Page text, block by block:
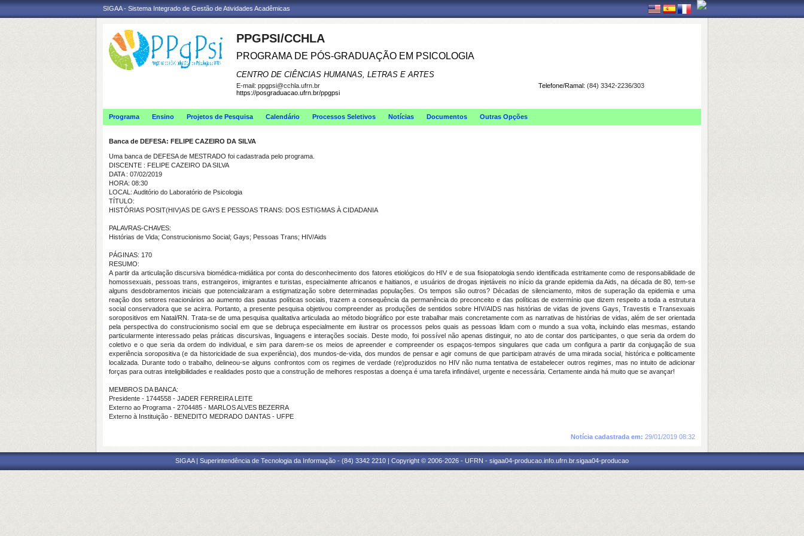
SIGAA - Sistema Integrado de Gestão de Atividades Acadêmicas
PPGPSI/CCHLA
PROGRAMA DE PÓS-GRADUAÇÃO EM PSICOLOGIA
CENTRO DE CIÊNCIAS HUMANAS, LETRAS E ARTES
Telefone/Ramal: (84) 3342-2236/303
E-mail: ppgpsi@cchla.ufrn.br
https://posgraduacao.ufrn.br/ppgpsi
Programa Ensino Projetos de Pesquisa Calendário Processos Seletivos Notícias Documentos Outras Opções
Banca de DEFESA: FELIPE CAZEIRO DA SILVA
Uma banca de DEFESA de MESTRADO foi cadastrada pelo programa.
DISCENTE : FELIPE CAZEIRO DA SILVA
DATA : 07/02/2019
HORA: 08:30
LOCAL: Auditório do Laboratório de Psicologia
TÍTULO:
HISTÓRIAS POSIT(HIV)AS DE GAYS E PESSOAS TRANS: DOS ESTIGMAS À CIDADANIA
PALAVRAS-CHAVES:
Histórias de Vida; Construcionismo Social; Gays; Pessoas Trans; HIV/Aids
PÁGINAS: 170
RESUMO:
A partir da articulação discursiva biomédica-midiática por conta do desconhecimento dos fatores etiológicos do HIV e de sua fisiopatologia sendo identificada estritamente como de responsabilidade de
homossexuais, pessoas trans, estrangeiros, imigrantes e turistas, especialmente africanos e haitianos, e usuários de drogas injetáveis no início da grande epidemia da Aids, na década de 80, tem-se
alguns desdobramentos iniciais que potencializaram a estigmatização sobre determinadas populações. Os tempos são outros? Décadas de silenciamento, mitos de superação da epidemia e uma
reação dos setores reacionários ao aumento das pautas políticas sociais, trazem a consequência da permanência do preconceito e das políticas de extermínio que dizem respeito a toda a estrutura
social conservadora que se acirra. Portanto, a presente pesquisa objetivou compreender as produções de sentidos sobre HIV/AIDS nas histórias de vidas de jovens Gays, Travestis e Transexuais
soropositivos em Natal/RN. Trata-se de uma pesquisa qualitativa articulada ao método biográfico por este trabalhar mais concretamente com as narrativas de histórias de vidas, além de ser orientada
pela perspectiva do construcionismo social em que se debruça especialmente em ilustrar os processos pelos quais as pessoas lidam com o mundo a sua volta, incluindo elas mesmas, estando
particularmente interessado pelas práticas discursivas, linguagens e interações sociais. Deste modo, foi possível não apenas distinguir, no ato de contar dos participantes, o que seria da ordem do
coletivo e o que seria da ordem do individual, e sim para darem-se os meios de apreender e compreender os espaços-tempos singulares que cada um configura a partir da conjugação de sua
experiência soropositiva (e da historicidade de sua experiência), dos mundos-de-vida, dos mundos de pensar e agir comuns de que participam através de uma mirada social, histórica e politicamente
localizada. Durante todo o trabalho, delineou-se alguns confrontos com os regimes de verdade (re)produzidos no HIV não numa tentativa de estabelecer outros regimes, mas no intuito de adicionar
forças para outras inteligibilidades e realidades posto que a construção de melhores respostas a doença é uma tarefa infindável, urgente e necessária. Certamente ainda há muito que se avançar!
MEMBROS DA BANCA:
Presidente - 1744558 - JADER FERREIRA LEITE
Externo ao Programa - 2704485 - MARLOS ALVES BEZERRA
Externo à Instituição - BENEDITO MEDRADO DANTAS - UFPE
Notícia cadastrada em: 29/01/2019 08:32
SIGAA | Superintendência de Tecnologia da Informação - (84) 3342 2210 | Copyright © 2006-2026 - UFRN - sigaa04-producao.info.ufrn.br.sigaa04-producao